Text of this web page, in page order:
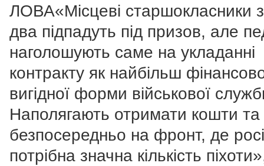
ЛОВА«Місцеві старшокласники
два підпадуть під призов, але
наголошують саме на укладанні
контракту як найбільш
вигідної форми військової
Наполягають отримати кошти та
безпосередньо на фронт, де
потрібна значна кількість